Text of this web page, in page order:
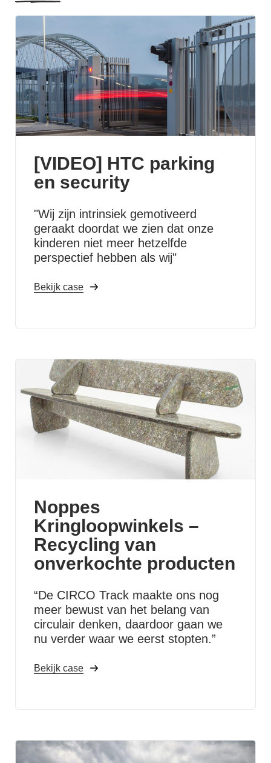
[VIDEO] HTC parking
en security
"Wij zijn intrinsiek gemotiveerd
geraakt doordat we zien dat onze
kinderen niet meer hetzelfde
perspectief hebben als wij"
Bekijk case
Noppes
Kringloopwinkels –
Recycling van
onverkochte producten
“De CIRCO Track maakte ons nog
meer bewust van het belang van
circulair denken, daardoor gaan we
nu verder waar we eerst stopten.”
Bekijk case